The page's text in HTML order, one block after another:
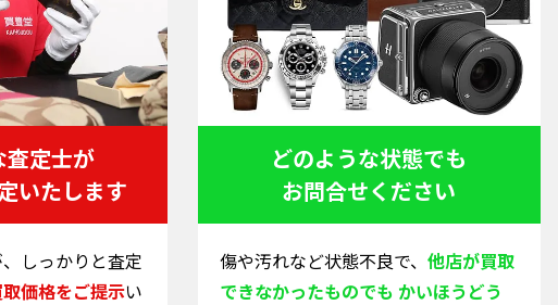
定士が
いたします
しっかりと査定
価格をご提示い
どのような状態でも
お問合せください
傷や汚れなど状態不良で、 他店が買取
できなかったものでも かいほうどう